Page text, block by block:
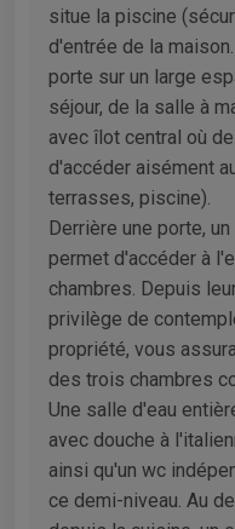
situe la piscine
d'entrée de la
porte sur un large
séjour, de la salle à
avec îlot central où
d'accéder aisément
terrasses, piscine).
Derrière une porte,
permet d'accéder à
chambres. Depuis
privilège de
propriété, vous
des trois chambres
Une salle d'eau
avec douche à
ainsi qu'un wc
ce demi-niveau. Au